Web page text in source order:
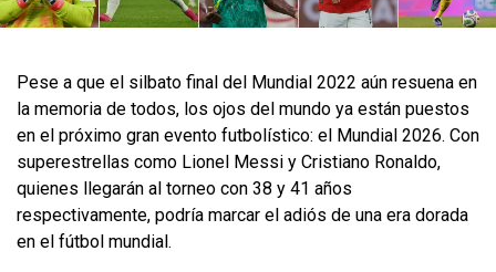
Pese a que el silbato final del Mundial 2022 aún resuena en
la memoria de todos, los ojos del mundo ya están puestos
en el próximo gran evento futbolístico: el Mundial 2026. Con
superestrellas como Lionel Messi y Cristiano Ronaldo,
quienes llegarán al torneo con 38 y 41 años
respectivamente, podría marcar el adiós de una era dorada
en el fútbol mundial.